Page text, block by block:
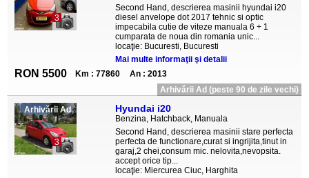
3
Second Hand, descrierea masinii hyundai i20
diesel anvelope dot 2017 tehnic si optic
impecabila cutie de viteze manuala 6 + 1
cumparata de noua din romania unic...
locaţie: Bucuresti, Bucuresti
Mai multe informaţii şi detalii
RON 5500 Km : 77860
An : 2013
Arhivării Ad (peste 90 de zile vechi)
Arhivării Ad
3
Hyundai i20
Benzina, Hatchback, Manuala
Second Hand, descrierea masinii stare perfecta
perfecta de functionare,curat si ingrijita,tinut in
garaj,2 chei,consum mic. nelovita,nevopsita.
accept orice tip...
locaţie: Miercurea Ciuc, Harghita